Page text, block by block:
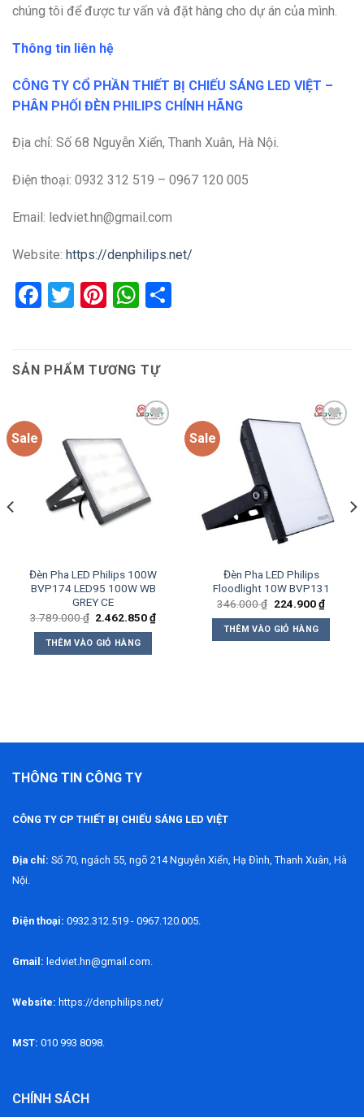
chúng tôi để được tư vấn và đặt hàng cho dự án của mình.
Thông tin liên hệ
CÔNG TY CỔ PHẦN THIẾT BỊ CHIẾU SÁNG LED VIỆT –
PHÂN PHỐI ĐÈN PHILIPS CHÍNH HÃNG
Địa chỉ: Số 68 Nguyễn Xiển, Thanh Xuân, Hà Nội.
Điện thoại: 0932 312 519 – 0967 120 005
Email: ledviet.hn@gmail.com
Website: https://denphilips.net/
Facebook
Twitter
Pinterest
WhatsApp
SẢN PHẨM TƯƠNG TỰ
Sale
Add to
wishlist
Đèn Pha LED Philips 100W
BVP174 LED95 100W WB
GREY CE
3.789.000₫ Giá
là:
3.789.000 ₫.
2.462.850₫Giá
THÊM VÀO GIỎ HÀNG
Sale
Add to
wishlist
Đèn Pha LED Philips
Floodlight 10W BVP131
346.000₫ Giá
là:
346.000 ₫.
224.900₫Giá
hiện
THÊM VÀO GIỎ HÀNG
THÔNG TIN CÔNG TY
CÔNG TY CP THIẾT BỊ CHIẾU SÁNG LED VIỆT
Địa chỉ: Số 70, ngách 55, ngõ 214 Nguyễn Xiển, Hạ Đình, Thanh Xuân, Hà
Nội.
Điện thoại: 0932.312.519 - 0967.120.005.
Gmail: ledviet.hn@gmail.com.
Website: https://denphilips.net/
MST: 010 993 8098.
CHÍNH SÁCH